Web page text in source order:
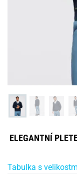
ELEGANTNÍ
Tabulka s